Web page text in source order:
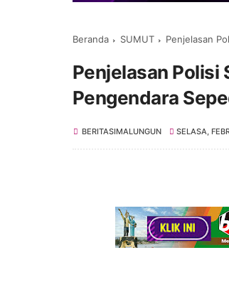
Beranda SUMUT Penjelasan
Penjelasan Polisi
Pengendara
BERITASIMALUNGUN SELASA,